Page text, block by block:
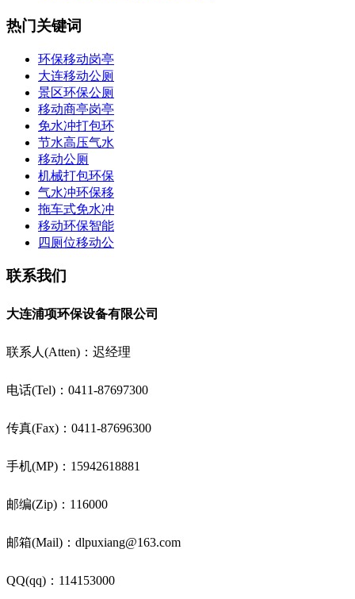
热门关键词
环保移动岗亭
大连移动公厕
景区环保公厕
移动商亭岗亭
免水冲打包环
节水高压气水
移动公厕
机械打包环保
气水冲环保移
拖车式免水冲
移动环保智能
四厕位移动公
联系我们
大连浦项环保设备有限公司
联系人(Atten)：迟经理
电话(Tel)：0411-87697300
传真(Fax)：0411-87696300
手机(MP)：15942618881
邮编(Zip)：116000
邮箱(Mail)：dlpuxiang@163.com
QQ(qq)：114153000